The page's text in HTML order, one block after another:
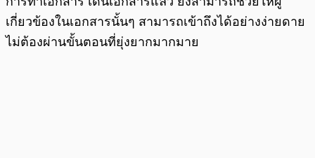
เกี่ยวข้องในเอกสารนั้นๆ สามารถเข้าถึงได้อย่างง่ายดาย
ไม่ต้องผ่านขั้นตอนที่ยุ่งยากมากมาย